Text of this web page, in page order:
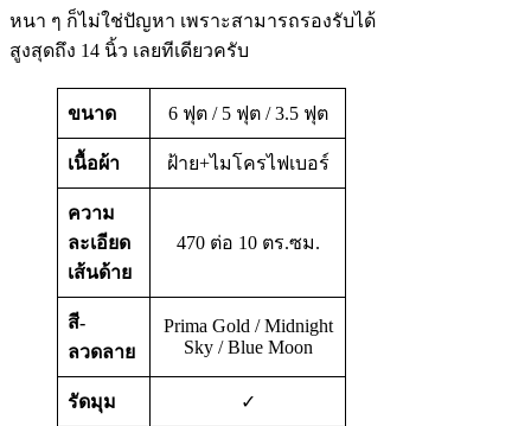
หนา ๆ ก็ไม่ใช่ปัญหา เพราะสามารถรองรับได้
สูงสุดถึง 14 นิ้ว เลยทีเดียวครับ
ขนาด 6 ฟุต / 5 ฟุต / 3.5 ฟุต
เนื้อผ้า ฝ้าย+ไมโครไฟเบอร์
ความ
ละเอียด
เส้นด้าย
470 ต่อ 10 ตร.ซม.
สี-
ลวดลาย
Prima Gold / Midnight
Sky / Blue Moon
รัดมุม ✓